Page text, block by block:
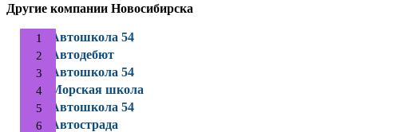
Другие компании Новосибирска
Автошкола 54
Автодебют
Автошкола 54
Морская школа
Автошкола 54
Автострада